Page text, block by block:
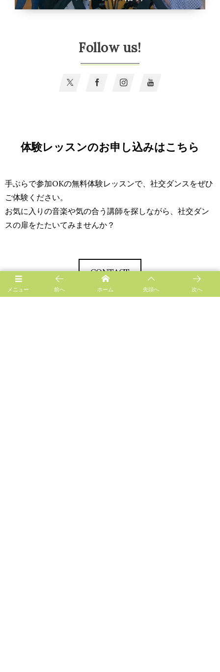
Follow us!
体験レッスンのお申し込みはこちら
手ぶらで参加OKの無料体験レッスンで、社交ダンスをぜひ
ご体験ください。
お気に入りの音楽や気の合う講師を探しながら、社交ダン
スの扉をたたいてみませんか？
CONTACT
メニュー 前へ ホーム 先頭へ 次へ